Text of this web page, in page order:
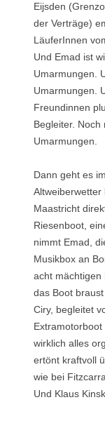
Eijsden
der Verträge)
LäuferInnen
Und Emad ist
Umarmungen.
Umarmungen.
Freundinnen
Begleiter. Noch
Umarmungen.
Dann geht es
Altweiberwetter
Maastricht
Riesenboot,
nimmt Emad,
Musikbox an
acht mächtigen
das Boot
Ciry, begleitet
wirklich alles
ertönt kraftvoll
wie bei
Und Klaus